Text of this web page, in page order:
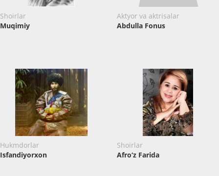
Shoirlar
Muqimiy
Aktyor va aktrisalar
Abdulla Fonus
Hukmdorlar
Isfandiyorxon
Shoirlar
Afro‘z Farida